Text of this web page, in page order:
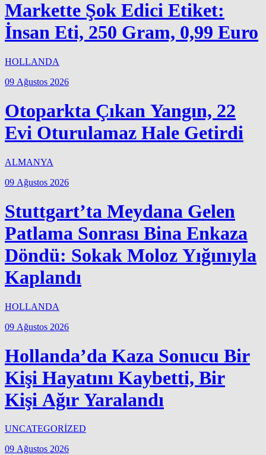
Markette Şok Edici Etiket:
İnsan Eti, 250 Gram, 0,99 Euro
HOLLANDA
09 Ağustos 2026
Otoparkta Çıkan Yangın, 22
Evi Oturulamaz Hale Getirdi
ALMANYA
09 Ağustos 2026
Stuttgart’ta Meydana Gelen
Patlama Sonrası Bina Enkaza
Döndü: Sokak Moloz Yığınıyla
Kaplandı
HOLLANDA
09 Ağustos 2026
Hollanda’da Kaza Sonucu Bir
Kişi Hayatını Kaybetti, Bir
Kişi Ağır Yaralandı
UNCATEGORİZED
09 Ağustos 2026